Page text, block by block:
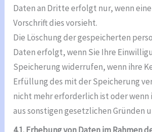
Daten an Dritte erfolgt nur, wenn
Vorschrift dies vorsieht.
Die Löschung der gespeicherten
Daten erfolgt, wenn Sie Ihre
Speicherung widerrufen, wenn ihre
Erfüllung des mit der Speicherung
nicht mehr erforderlich ist oder wenn
aus sonstigen gesetzlichen Gründen